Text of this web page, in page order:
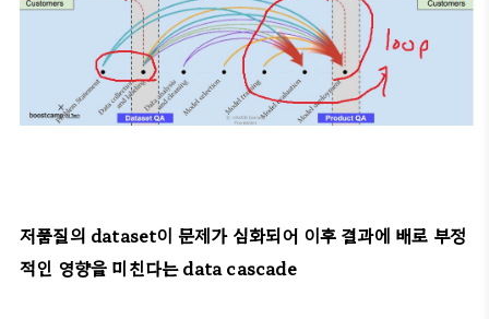
저품질의 dataset이 문제가 심화되어 이후 결과에 배로 부정
적인 영향을 미친다는 data cascade